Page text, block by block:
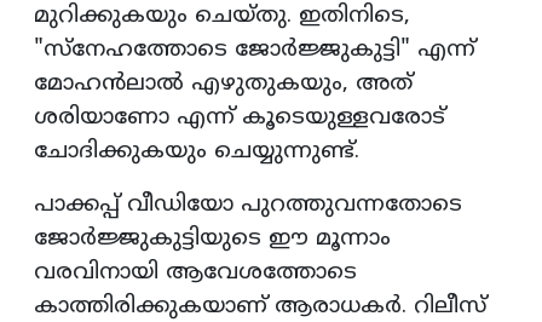
മുറിക്കുകയും ചെയ്തു. ഇതിനിടെ,
"സ്നേഹത്തോടെ ജോർജ്ജുകുട്ടി" എന്ന്
മോഹൻലാൽ എഴുതുകയും, അത്
ശരിയാണോ എന്ന് കൂടെയുള്ളവരോട്
ചോദിക്കുകയും ചെയ്യുന്നുണ്ട്.
പാക്കപ്പ് വീഡിയോ പുറത്തുവന്നതോടെ
ജോർജ്ജുകുട്ടിയുടെ ഈ മൂന്നാം
വരവിനായി ആവേശത്തോടെ
കാത്തിരിക്കുകയാണ് ആരാധകർ. റിലീസ്